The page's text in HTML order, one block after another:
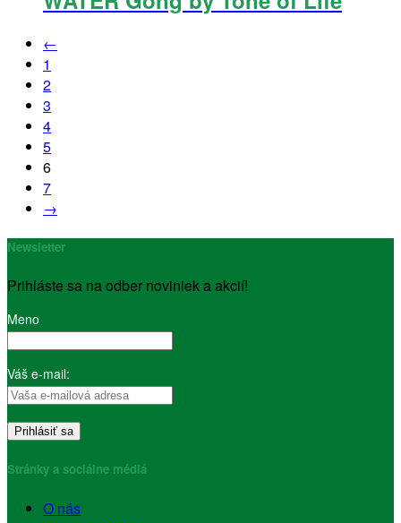
←
1
2
3
4
5
6
7
→
Newsletter
Prihláste sa na odber noviniek a akcií!
Meno
Váš e-mail:
Stránky a sociálne médiá
O nás